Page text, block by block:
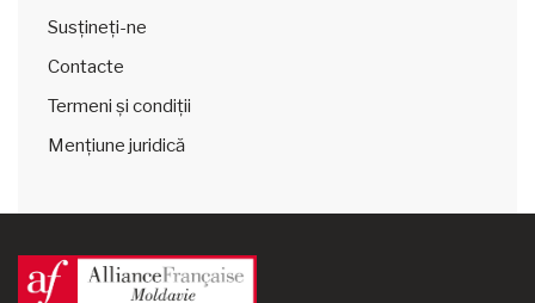
Susțineți-ne
Contacte
Termeni și condiții
Mențiune juridică